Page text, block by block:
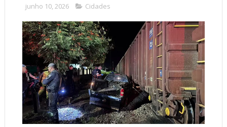
junho 10, 2026 Cidades